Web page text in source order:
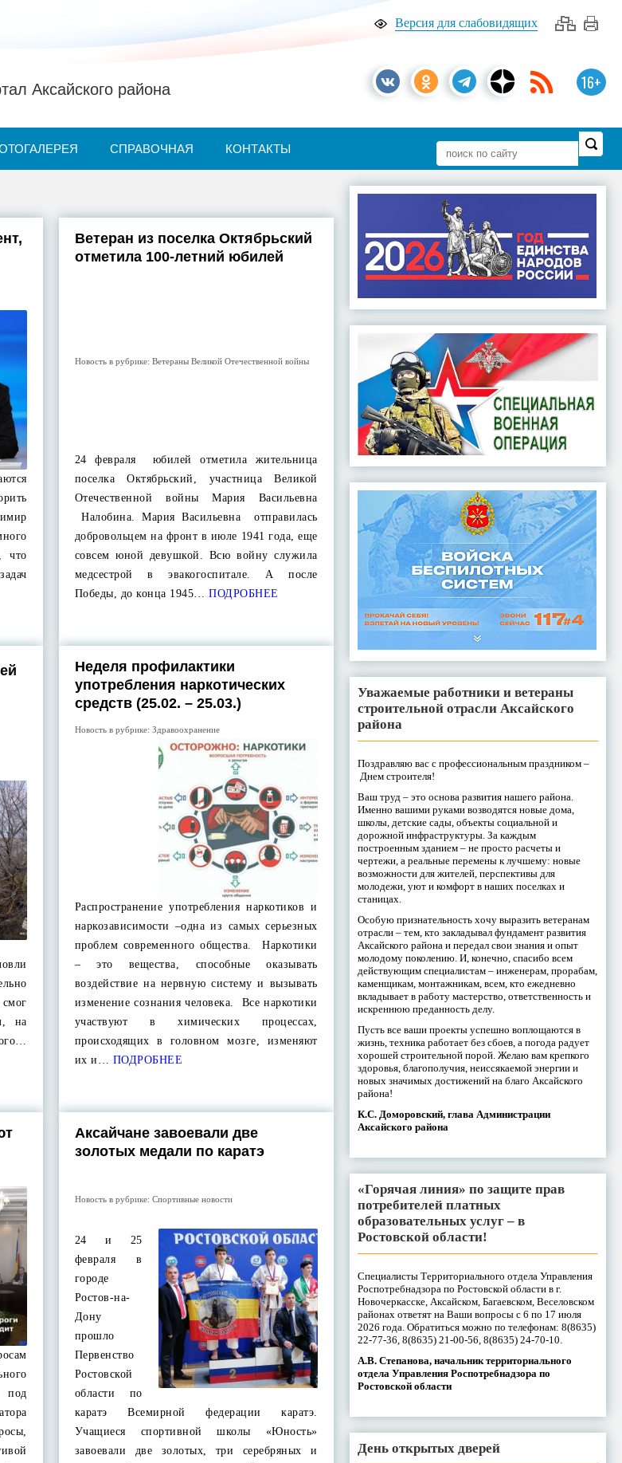
Версия для слабовидящих
16+
Аксайского района
СПРАВОЧНАЯ КОНТАКТЫ
что
Ветеран из поселка Октябрьский
отметила 100-летний юбилей
Новость в рубрике: Ветераны Великой Отечественной войны
24 февраля юбилей отметила жительница
поселка Октябрьский, участница Великой
Отечественной войны Мария Васильевна
Налобина. Мария Васильевна отправилась
добровольцем на фронт в июле 1941 года, еще
совсем юной девушкой. Всю войну служила
медсестрой в эвакогоспитале. А после
Победы, до конца 1945… ПОДРОБНЕЕ
на
Неделя профилактики
употребления наркотических
средств (25.02. – 25.03.)
Новость в рубрике: Здравоохранение
Распространение употребления наркотиков и
наркозависимости –одна из самых серьезных
проблем современного общества. Наркотики
– это вещества, способные оказывать
воздействие на нервную систему и вызывать
изменение сознания человека. Все наркотики
участвуют в химических процессах,
происходящих в головном мозге, изменяют
их и… ПОДРОБНЕЕ
под
Аксайчане завоевали две
золотых медали по каратэ
Новость в рубрике: Спортивные новости
24 и 25
февраля в
городе
Ростов-на-
Дону
прошло
Первенство
Ростовской
области по
каратэ Всемирной федерации каратэ.
Учащиеся спортивной школы «Юность»
завоевали две золотых, три серебряных и
Уважаемые работники и ветераны
строительной отрасли Аксайского
района
Поздравляю вас с профессиональным праздником –
Днем строителя!
Ваш труд – это основа развития нашего района.
Именно вашими руками возводятся новые дома,
школы, детские сады, объекты социальной и
дорожной инфраструктуры. За каждым
построенным зданием – не просто расчеты и
чертежи, а реальные перемены к лучшему: новые
возможности для жителей, перспективы для
молодежи, уют и комфорт в наших поселках и
станицах.
Особую признательность хочу выразить ветеранам
отрасли – тем, кто закладывал фундамент развития
Аксайского района и передал свои знания и опыт
молодому поколению. И, конечно, спасибо всем
действующим специалистам – инженерам, прорабам,
каменщикам, монтажникам, всем, кто ежедневно
вкладывает в работу мастерство, ответственность и
искреннюю преданность делу.
Пусть все ваши проекты успешно воплощаются в
жизнь, техника работает без сбоев, а погода радует
хорошей строительной порой. Желаю вам крепкого
здоровья, благополучия, неиссякаемой энергии и
новых значимых достижений на благо Аксайского
района!
К.С. Доморовский, глава Администрации
Аксайского района
«Горячая линия» по защите прав
потребителей платных
образовательных услуг – в
Ростовской области!
Специалисты Территориального отдела Управления
Роспотребнадзора по Ростовской области в г.
Новочеркасске, Аксайском, Багаевском, Веселовском
районах ответят на Ваши вопросы с 6 по 17 июля
2026 года. Обратиться можно по телефонам: 8(8635)
22-77-36, 8(8635) 21-00-56, 8(8635) 24-70-10.
А.В. Степанова, начальник территориального
отдела Управления Роспотребнадзора по
Ростовской области
День открытых дверей